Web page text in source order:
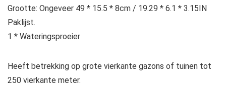
Grootte: Ongeveer 49 * 15.5 * 8cm / 19.29 * 6.1 * 3.15IN
Paklijst.
1 * Wateringsproeier
Heeft betrekking op grote vierkante gazons of tuinen tot
250 vierkante meter.